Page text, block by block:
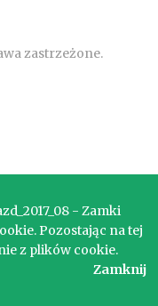
zastrzeżone.
- Zamki
Pozostając na tej
z plików cookie.
Zamknij